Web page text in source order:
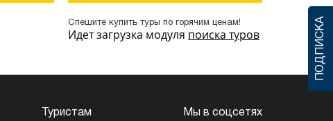
Спешите купить туры по горячим ценам!
Идет загрузка модуля поиска туров
Туристам Мы в соцсетях
ПОДПИСКА